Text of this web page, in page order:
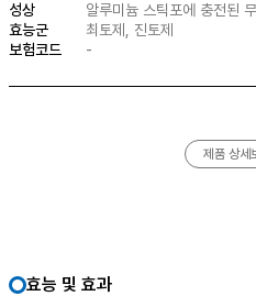
성상
알루미늄 스틱포에 충전된
효능군
최토제, 진토제
보험코드
-
제품 상세
효능 및 효과